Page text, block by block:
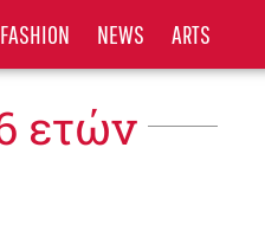
FASHION NEWS ARTS
ετών